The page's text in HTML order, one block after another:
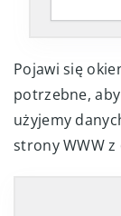
Pojawi się
potrzebne,
użyjemy
strony WWW z